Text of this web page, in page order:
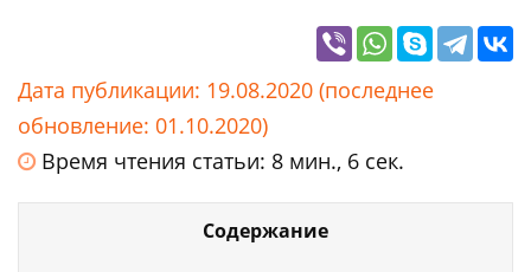
Дата публикации: 19.08.2020 (последнее
обновление: 01.10.2020)
Время чтения статьи: 8 мин., 6 сек.
Содержание